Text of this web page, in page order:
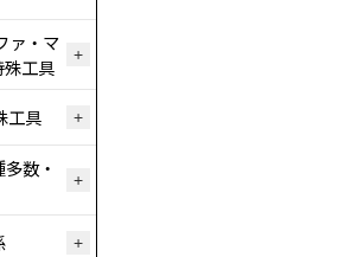
ァ・マ
殊工具
工具
数・